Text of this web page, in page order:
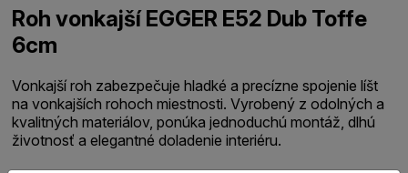
Roh vonkajší EGGER E52 Dub Toffe
6cm
Vonkajší roh zabezpečuje hladké a precízne spojenie líšt
na vonkajších rohoch miestnosti. Vyrobený z odolných a
kvalitných materiálov, ponúka jednoduchú montáž, dlhú
životnosť a elegantné doladenie interiéru.